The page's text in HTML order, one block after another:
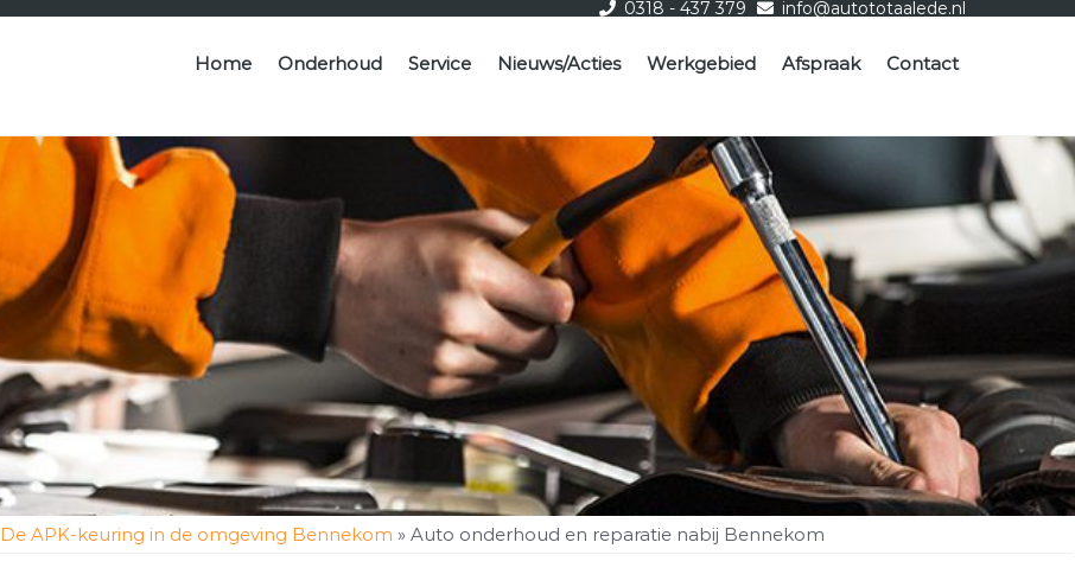
0318 - 437 379 info@autototaalede.nl
Home Onderhoud Service Nieuws/Acties Werkgebied Afspraak Contact
De APK-keuring in de omgeving Bennekom » Auto onderhoud en reparatie nabij Bennekom